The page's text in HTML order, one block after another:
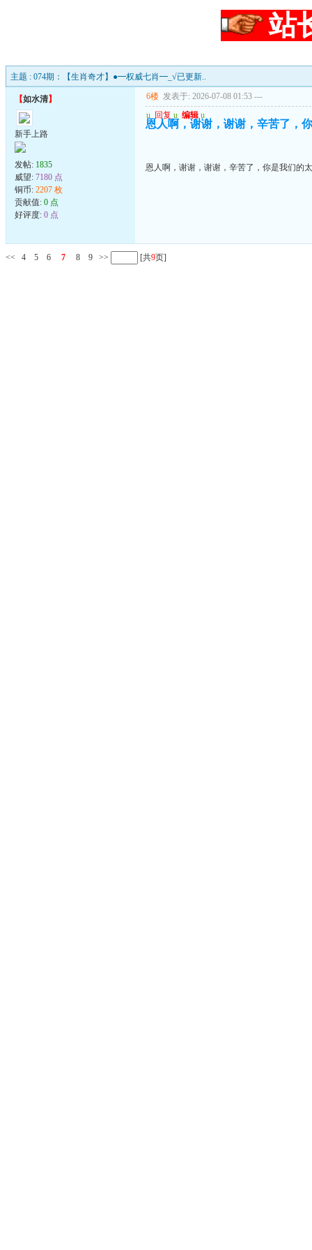
站
主题 : 074期：【生肖奇才】●━权威七肖━_√已更新..
【如水清】
新手上路
发帖: 1835
威望: 7180 点
铜币: 2207 枚
贡献值: 0 点
好评度: 0 点
6楼 发表于: 2026-07-08 01:53 ---
u 回复 u 编辑 u
恩人啊，谢谢，谢谢，辛苦了，
恩人啊，谢谢，谢谢，辛苦了，你是我们的
<< 4 5 6 7 8 9 >> [共9页]